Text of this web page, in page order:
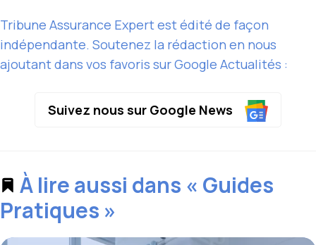
Tribune Assurance Expert est édité de façon
indépendante. Soutenez la rédaction en nous
ajoutant dans vos favoris sur Google Actualités :
Suivez nous sur Google News
À lire aussi dans « Guides
Pratiques »